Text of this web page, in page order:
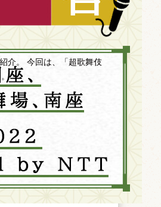
介。 今回は、「超歌舞伎